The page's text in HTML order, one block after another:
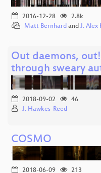
2016-12-28
2.8k
Matt Bernhard and J. Alex
Out daemons,
through sweary
2018-09-02
46
J. Hawkes-Reed
COSMO
2018-06-09 213